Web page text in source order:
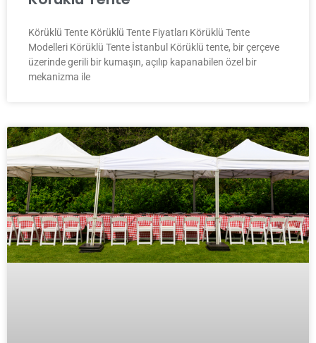
Körüklü Tente Körüklü Tente Fiyatları Körüklü Tente
Modelleri Körüklü Tente İstanbul Körüklü tente, bir çerçeve
üzerinde gerili bir kumaşın, açılıp kapanabilen özel bir
mekanizma ile